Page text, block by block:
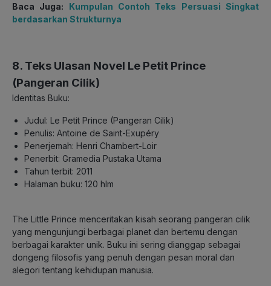
Baca Juga: Kumpulan Contoh Teks Persuasi Singkat
berdasarkan Strukturnya
8. Teks Ulasan Novel Le Petit Prince
(Pangeran Cilik)
Identitas Buku:
Judul: Le Petit Prince (Pangeran Cilik)
Penulis: Antoine de Saint-Exupéry
Penerjemah: Henri Chambert-Loir
Penerbit: Gramedia Pustaka Utama
Tahun terbit: 2011
Halaman buku: 120 hlm
The Little Prince menceritakan kisah seorang pangeran cilik
yang mengunjungi berbagai planet dan bertemu dengan
berbagai karakter unik. Buku ini sering dianggap sebagai
dongeng filosofis yang penuh dengan pesan moral dan
alegori tentang kehidupan manusia.